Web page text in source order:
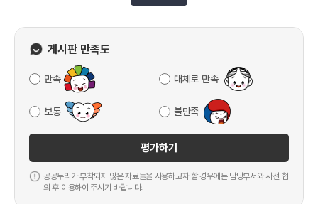
게시판 만족도
만족 대체로 만족
보통 불만족
평가하기
공공누리가 부착되지 않은 자료들을 사용하고자 할 경우에는 담당부서와 사전 협
의 후 이용하여 주시기 바랍니다.